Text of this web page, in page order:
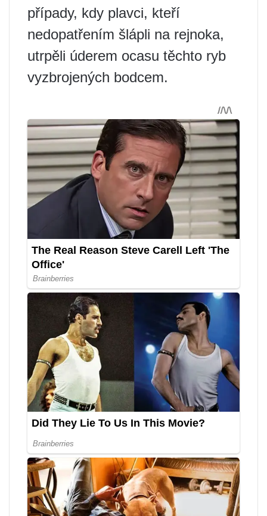
případy, kdy plavci, kteří
nedopatřením šlápli na rejnoka,
utrpěli úderem ocasu těchto ryb
vyzbrojených bodcem.